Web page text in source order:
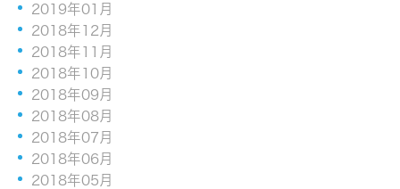
2019年01月
2018年12月
2018年11月
2018年10月
2018年09月
2018年08月
2018年07月
2018年06月
2018年05月